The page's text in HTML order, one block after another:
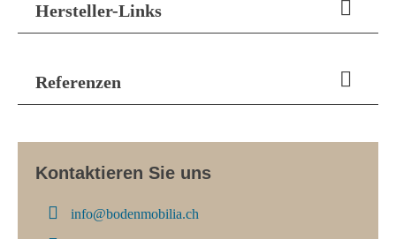
Hersteller-Links
Referenzen
Kontaktieren Sie uns
 info@bodenmobilia.ch